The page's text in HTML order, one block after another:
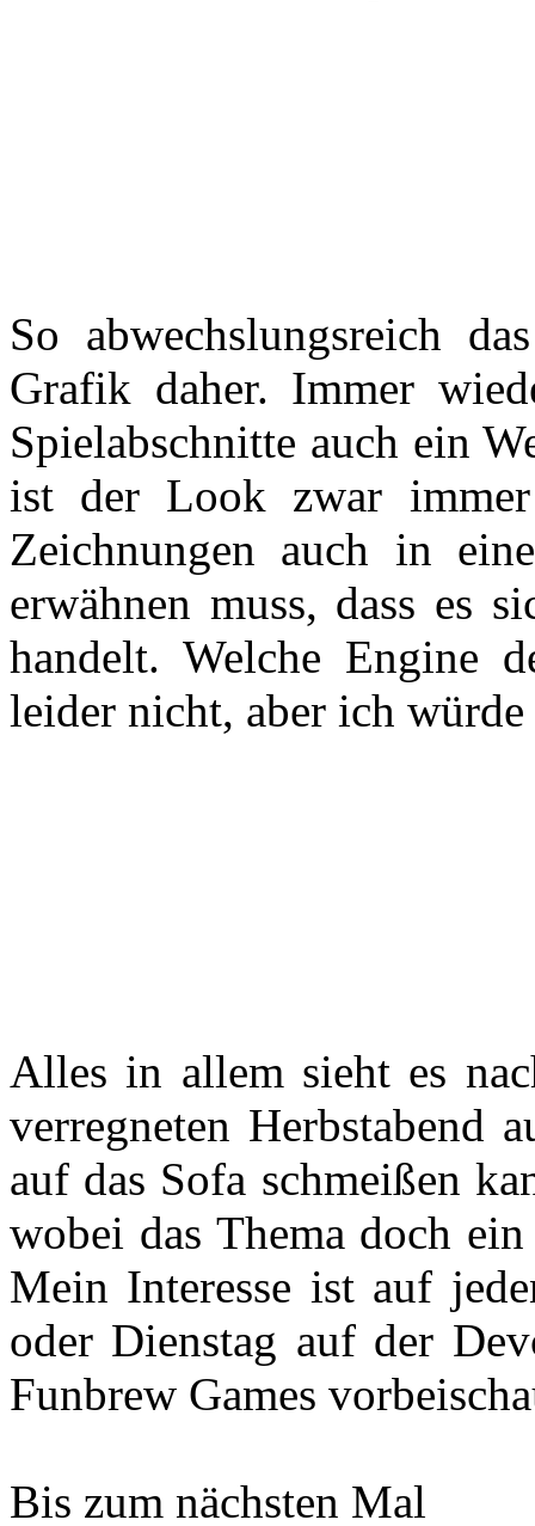
So abwechslungsreich
Grafik daher. Immer
Spielabschnitte auch ein
ist der Look zwar
Zeichnungen auch in
erwähnen muss, dass es
handelt. Welche Engine
leider nicht, aber ich
Alles in allem sieht es
verregneten Herbstabend
auf das Sofa schmeißen
wobei das Thema doch
Mein Interesse ist auf
oder Dienstag auf der
Funbrew Games
Bis zum nächsten Mal